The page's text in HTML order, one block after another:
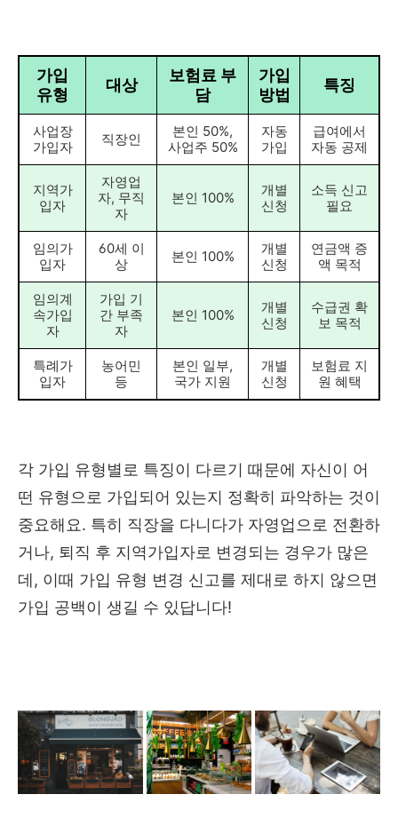
가입
유형
대상
보험료 부
담
가입
방법
특징
사업장
가입자
직장인
본인 50%,
사업주 50%
자동
가입
급여에서
자동 공제
지역가
입자
자영업
자, 무직
자
본인 100%
개별
신청
소득 신고
필요
임의가
입자
60세 이
상
본인 100%
개별
신청
연금액 증
액 목적
임의계
속가입
자
가입 기
간 부족
자
본인 100%
개별
신청
수급권 확
보 목적
특례가
입자
농어민
등
본인 일부,
국가 지원
개별
신청
보험료 지
원 혜택
각 가입 유형별로 특징이 다르기 때문에 자신이 어
떤 유형으로 가입되어 있는지 정확히 파악하는 것이
중요해요. 특히 직장을 다니다가 자영업으로 전환하
거나, 퇴직 후 지역가입자로 변경되는 경우가 많은
데, 이때 가입 유형 변경 신고를 제대로 하지 않으면
가입 공백이 생길 수 있답니다!